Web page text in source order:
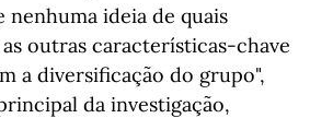
nenhuma ideia de quais
outras características-chave
a diversificação do grupo",
da investigação,